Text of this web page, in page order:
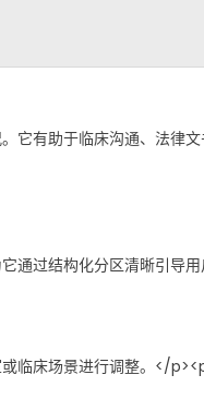
它有助于临床沟通、法律
通过结构化分区清晰引导
临床场景进行调整。</